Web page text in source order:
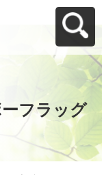
ーフラッグ